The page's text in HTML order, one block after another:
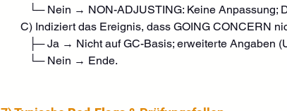
└─ Nein → NON-ADJUSTING: Keine Anpassung;
C) Indiziert das Ereignis, dass GOING CONCERN
├─ Ja → Nicht auf GC-Basis; erweiterte Angaben
└─ Nein → Ende.